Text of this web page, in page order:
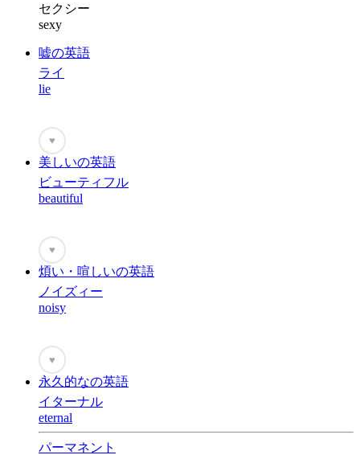
セクシー
sexy
嘘の英語
ライ
lie
♥
美しいの英語
ビューティフル
beautiful
♥
煩い・喧しいの英語
ノイズィー
noisy
♥
永久的なの英語
イターナル
eternal
パーマネント